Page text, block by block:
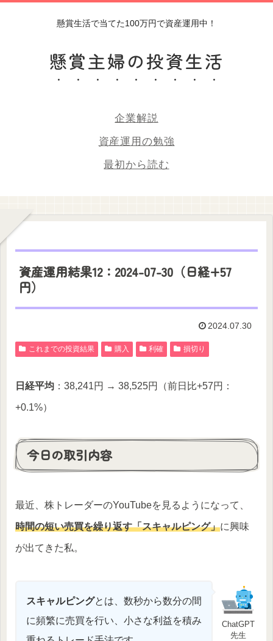
懸賞生活で当てた100万円で資産運用中！
懸賞主婦の投資生活
企業解説
資産運用の勉強
最初から読む
資産運用結果12：2024-07-30（日経+57
円）
2024.07.30
これまでの投資結果 購入 利確 損切り
日経平均 ：38,241円 → 38,525円（前日比+57円：
+0.1%）
今日の取引内容
最近、株トレーダーのYouTubeを見るようになって、
時間の短い売買を繰り返す「スキャルピング」に興味
が出てきた私。
ChatGPT
先生
スキャルピングとは、数秒から数分の間
に頻繁に売買を行い、小さな利益を積み